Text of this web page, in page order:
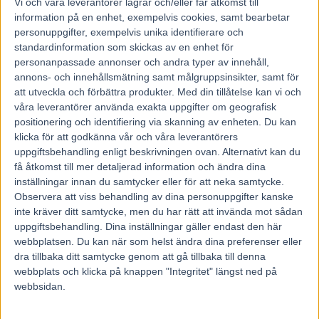
Vi och våra leverantorer lagrar och/eller får åtkomst till
information på en enhet, exempelvis cookies, samt bearbetar
personuppgifter, exempelvis unika identifierare och
standardinformation som skickas av en enhet för
personanpassade annonser och andra typer av innehåll,
annons- och innehållsmätning samt målgruppsinsikter, samt för
att utveckla och förbättra produkter. Med din tillåtelse kan vi och
våra leverantörer använda exakta uppgifter om geografisk
positionering och identifiering via skanning av enheten. Du kan
klicka för att godkänna vår och våra leverantörers
uppgiftsbehandling enligt beskrivningen ovan. Alternativt kan du
få åtkomst till mer detaljerad information och ändra dina
inställningar innan du samtycker eller för att neka samtycke.
Observera att viss behandling av dina personuppgifter kanske
inte kräver ditt samtycke, men du har rätt att invända mot sådan
uppgiftsbehandling. Dina inställningar gäller endast den här
webbplatsen. Du kan när som helst ändra dina preferenser eller
dra tillbaka ditt samtycke genom att gå tillbaka till denna
webbplats och klicka på knappen "Integritet" längst ned på
webbsidan.
2 maj, 2026
OM OSS
Travtips och Travnyheter, V75 Resultat, V75 Tips samt ett
välbesökt Travforum.